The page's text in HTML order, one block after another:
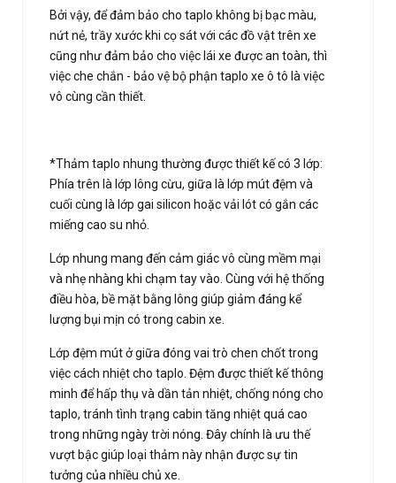
Bởi vậy, để đảm bảo cho taplo không bị bạc màu,
nứt nẻ, trầy xước khi cọ sát với các đồ vật trên xe
cũng như đảm bảo cho việc lái xe được an toàn, thì
việc che chắn - bảo vệ bộ phận taplo xe ô tô là việc
vô cùng cần thiết.
*Thảm taplo nhung thường được thiết kế có 3 lớp:
Phía trên là lớp lông cừu, giữa là lớp mút đệm và
cuối cùng là lớp gai silicon hoặc vải lót có gắn các
miếng cao su nhỏ.
Lớp nhung mang đến cảm giác vô cùng mềm mại
và nhẹ nhàng khi chạm tay vào. Cùng với hệ thống
điều hòa, bề mặt bằng lông giúp giảm đáng kể
lượng bụi mịn có trong cabin xe.
Lớp đệm mút ở giữa đóng vai trò chen chốt trong
việc cách nhiệt cho taplo. Đệm được thiết kế thông
minh để hấp thụ và dần tản nhiệt, chống nóng cho
taplo, tránh tình trạng cabin tăng nhiệt quá cao
trong những ngày trời nóng. Đây chính là ưu thế
vượt bậc giúp loại thảm này nhận được sự tin
tưởng của nhiều chủ xe.